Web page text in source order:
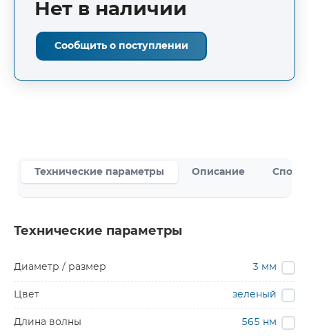
Нет в наличии
Сообщить о поступлении
Технические параметры Описание
Технические параметры
Диаметр / размер 3 мм
Цвет зеленый
Длина волны 565 нм